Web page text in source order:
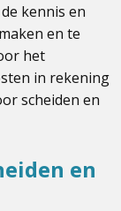
kennis en
en te
het
in rekening
scheiden en
en